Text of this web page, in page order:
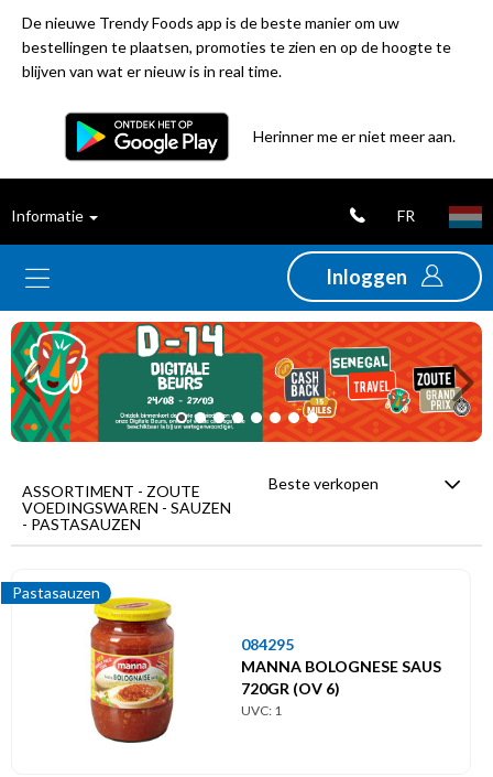
De nieuwe Trendy Foods app is de beste manier om uw
bestellingen te plaatsen, promoties te zien en op de hoogte te
blijven van wat er nieuw is in real time.
Herinner me er niet meer aan.
Informatie FR
Inloggen
verkochte
producten
Nieuwigheden
Promoties
Uitverkoop
Hoofdmenu
voedingswaren
Pastasauzen
Previous
ASSORTIMENT - ZOUTE
VOEDINGSWAREN - SAUZEN
- PASTASAUZEN
Beste verkopen
Pastasauzen
084295
MANNA BOLOGNESE SAUS
720GR (OV 6)
UVC: 1